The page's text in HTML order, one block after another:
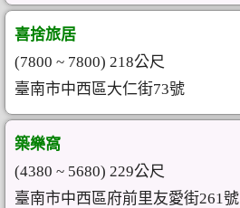
喜捨旅居
(7800 ~ 7800) 218公尺
臺南市中西區大仁街73號
築樂窩
(4380 ~ 5680) 229公尺
臺南市中西區府前里友愛街261號